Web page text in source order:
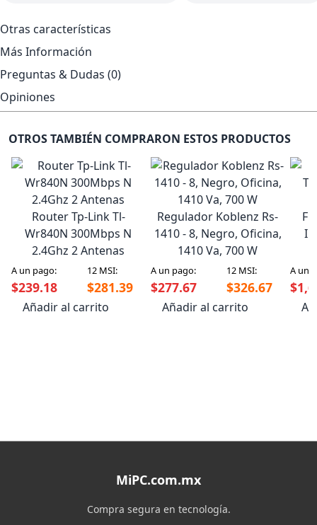
Otras características
Más Información
Preguntas & Dudas (0)
Opiniones
OTROS TAMBIÉN COMPRARON ESTOS PRODUCTOS
Router Tp-Link Tl-
Wr840N 300Mbps N
2.4Ghz 2 Antenas
A un pago: 12 MSI:
$239.18 $281.39
Añadir al carrito
Regulador Koblenz Rs-
1410 - 8, Negro, Oficina,
1410 Va, 700 W
A un pago: 12 MSI:
$277.67 $326.67
Añadir al carrito
A un
MiPC.com.mx
Compra segura en tecnología.